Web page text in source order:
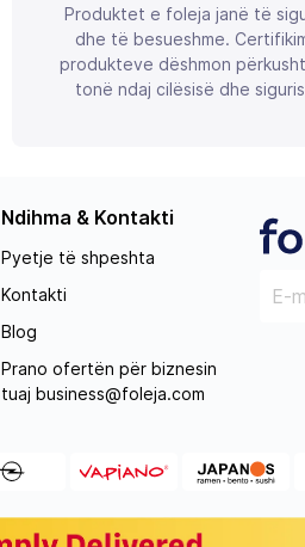
Produktet e foleja janë të
dhe të besueshme.
produkteve dëshmon
tonë ndaj cilësisë dhe
Ndihma & Kontakti
Pyetje të shpeshta
Kontakti
Blog
Prano ofertën për biznesin
tuaj business@foleja.com